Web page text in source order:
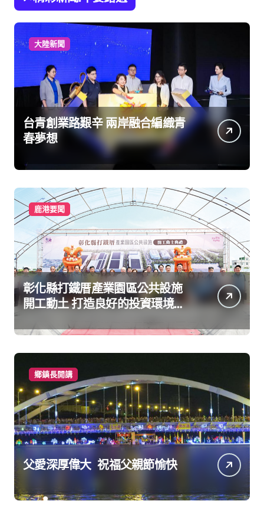
大陸新聞
台青創業路艱辛 兩岸融合編織青
春夢想
鹿港要聞
彰化縣打鐵厝產業園區公共設施
開工動土 打造良好的投資環境讓
鄉鎮長開講
父愛深厚偉大 祝福父親節愉快